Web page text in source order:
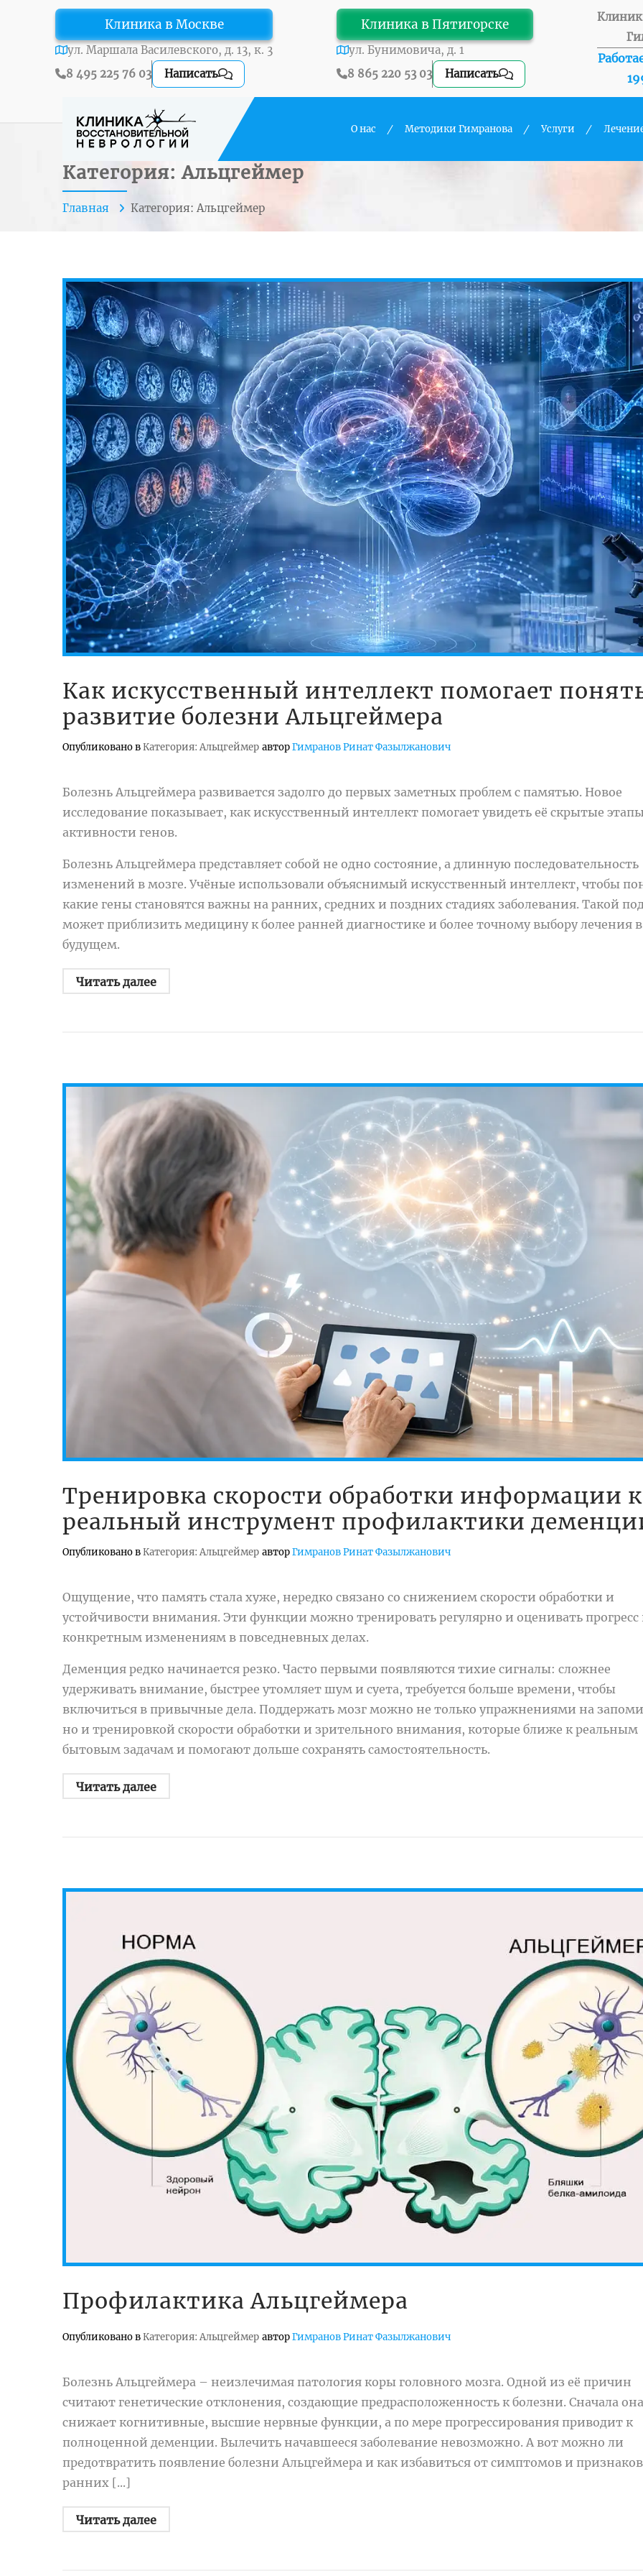
Клиника в Москве
ул. Маршала Василевского, д. 13, к. 3
8 495 225 76 03
Написать
Клиника в Пятигорске
ул. Бунимовича, д. 1
8 865 220 53 03
Написать
О нас Методики Гимранова Услуги
Категория: Альцгеймер
Главная Категория: Альцгеймер
Как искусственный интеллект помогает
развитие болезни Альцгеймера
Опубликовано вКатегория: Альцгеймер авторГимранов Ринат Фазылжанович
Болезнь Альцгеймера развивается задолго до первых заметных проблем с памятью. Новое
исследование показывает, как искусственный интеллект помогает увидеть её скрытые
активности генов.
Болезнь Альцгеймера представляет собой не одно состояние, а длинную последовательность
изменений в мозге. Учёные использовали объяснимый искусственный интеллект, чтобы
какие гены становятся важны на ранних, средних и поздних стадиях заболевания. Такой
может приблизить медицину к более ранней диагностике и более точному выбору лечения в
будущем.
Читать далее
Тренировка скорости обработки информации
реальный инструмент профилактики
Опубликовано вКатегория: Альцгеймер авторГимранов Ринат Фазылжанович
Ощущение, что память стала хуже, нередко связано со снижением скорости обработки и
устойчивости внимания. Эти функции можно тренировать регулярно и оценивать прогресс
конкретным изменениям в повседневных делах.
Деменция редко начинается резко. Часто первыми появляются тихие сигналы: сложнее
удерживать внимание, быстрее утомляет шум и суета, требуется больше времени, чтобы
включиться в привычные дела. Поддержать мозг можно не только упражнениями на
но и тренировкой скорости обработки и зрительного внимания, которые ближе к реальным
бытовым задачам и помогают дольше сохранять самостоятельность.
Читать далее
Профилактика Альцгеймера
Опубликовано вКатегория: Альцгеймер авторГимранов Ринат Фазылжанович
Болезнь Альцгеймера – неизлечимая патология коры головного мозга. Одной из её причин
считают генетические отклонения, создающие предрасположенность к болезни. Сначала она
снижает когнитивные, высшие нервные функции, а по мере прогрессирования приводит к
полноценной деменции. Вылечить начавшееся заболевание невозможно. А вот можно ли
предотвратить появление болезни Альцгеймера и как избавиться от симптомов и
ранних [...]
Читать далее